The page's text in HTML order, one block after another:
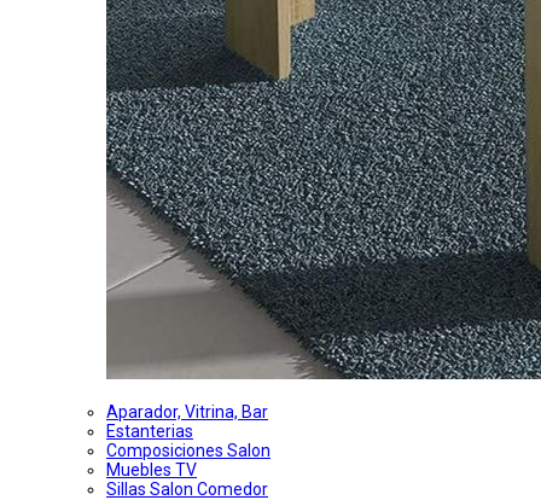
Aparador, Vitrina, Bar
Estanterias
Composiciones Salon
Muebles TV
Sillas Salon Comedor